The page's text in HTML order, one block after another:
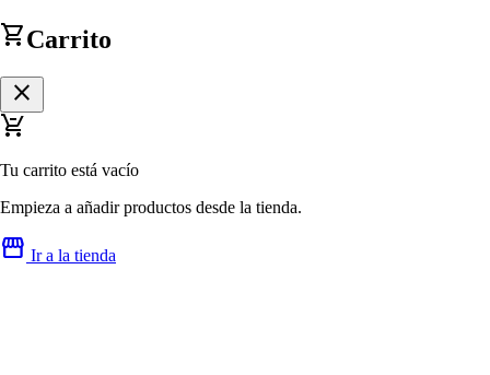
shopping_cartCarrito
close
remove_shopping_cart
Tu carrito está vacío
Empieza a añadir productos desde la tienda.
storefront Ir a la tienda